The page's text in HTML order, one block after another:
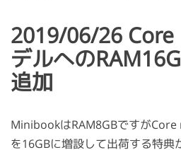
2019/06/26 Core
デルへの
追加
MinibookはRAM8GBですがCore
を16GBに増設して出荷する特典